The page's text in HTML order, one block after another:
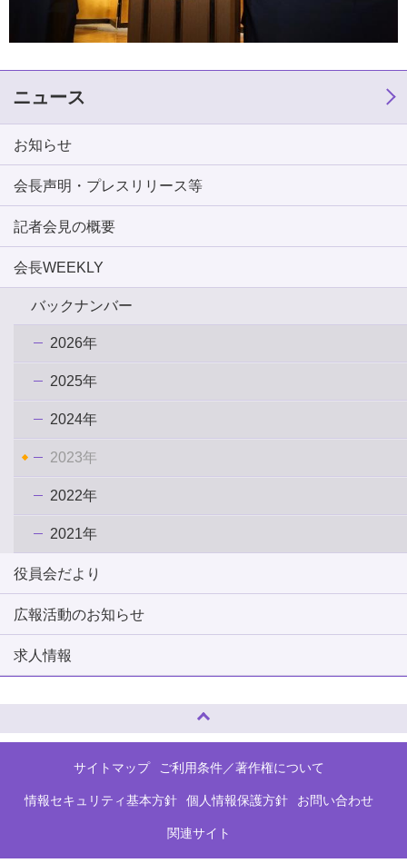
ニュース
お知らせ
会長声明・プレスリリース等
記者会見の概要
会長WEEKLY
バックナンバー
2026年
2025年
2024年
2023年
2022年
2021年
役員会だより
広報活動のお知らせ
求人情報
サイトマップ ご利用条件／著作権について
情報セキュリティ基本方針 個人情報保護方針 お問い合わせ
関連サイト